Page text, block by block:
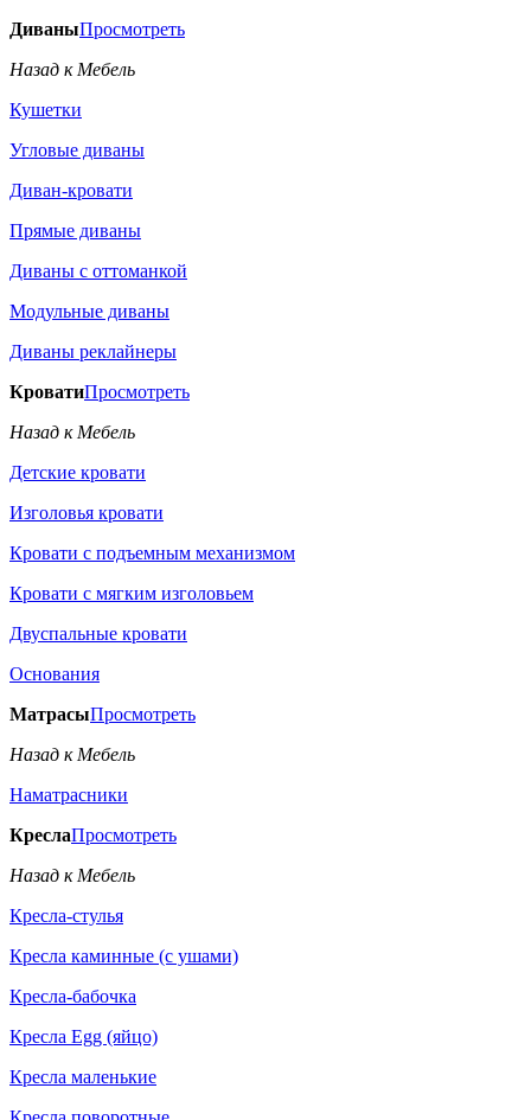
ДиваныПросмотреть
Назад к Мебель
Кушетки
Угловые диваны
Диван-кровати
Прямые диваны
Диваны с оттоманкой
Модульные диваны
Диваны реклайнеры
КроватиПросмотреть
Назад к Мебель
Детские кровати
Изголовья кровати
Кровати с подъемным механизмом
Кровати с мягким изголовьем
Двуспальные кровати
Основания
МатрасыПросмотреть
Назад к Мебель
Наматрасники
КреслаПросмотреть
Назад к Мебель
Кресла-стулья
Кресла каминные (с ушами)
Кресла-бабочка
Кресла Egg (яйцо)
Кресла маленькие